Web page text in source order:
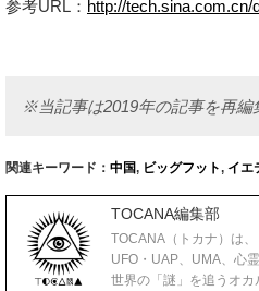
参考URL： http://tech.sina.com.cn/
※当記事は2019年の記事を再編
関連キーワード： 中国, ビッグフット, イエ
TOCANA編集部
TOCANA（トカナ）は
UFO・UAP、UMA、心
世界の「謎」を追うオ